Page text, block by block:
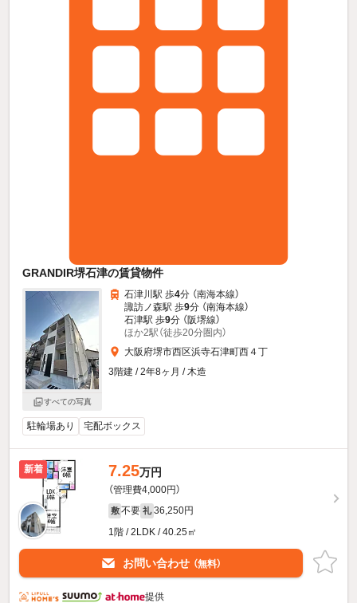
GRANDIR堺石津の賃貸物件
すべての写真
石津川駅 歩4分 （南海本線）
諏訪ノ森駅 歩9分 （南海本線）
石津駅 歩9分 （阪堺線）
ほか2駅（徒歩20分圏内）
大阪府堺市西区浜寺石津町西４丁
3階建 / 2年8ヶ月 / 木造
駐輪場あり 宅配ボックス
新着 7.25万円
（管理費4,000円）
敷 不要 礼 36,250円
1階 / 2LDK / 40.25㎡
お問い合わせ （無料）
提供